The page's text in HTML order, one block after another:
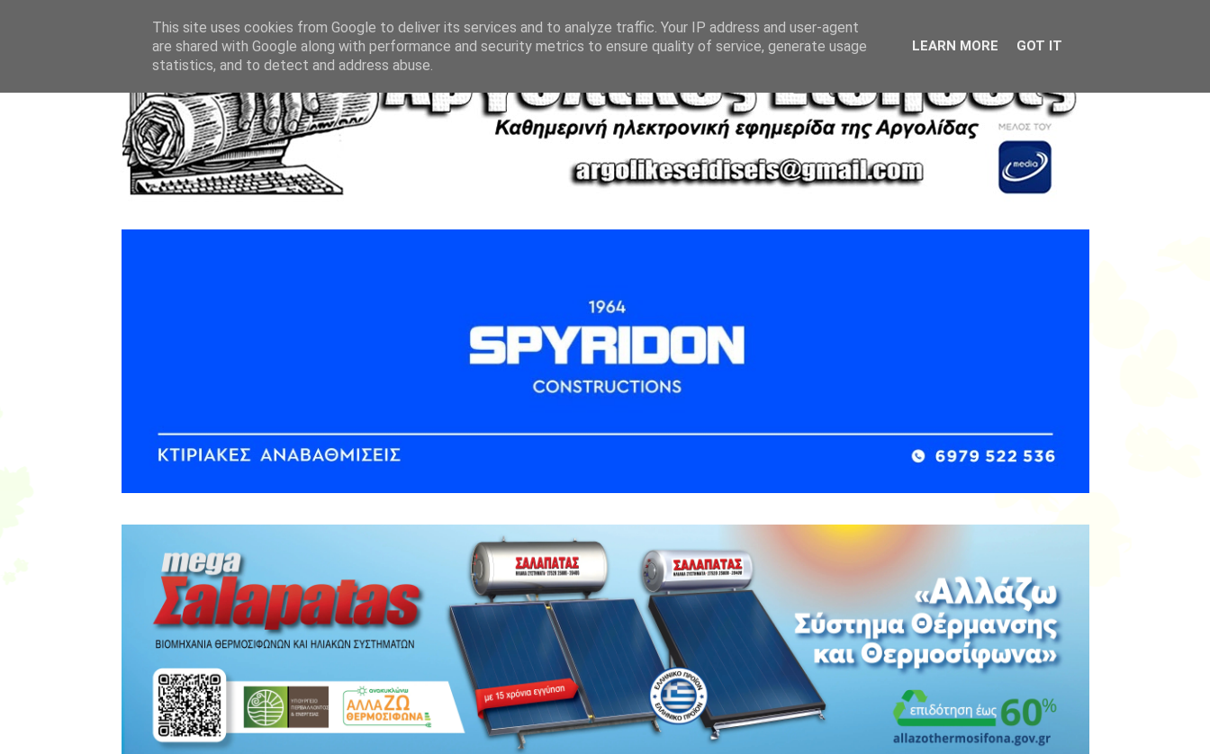
This site uses cookies from Google to deliver its services and to analyze traffic. Your IP address and user-agent
are shared with Google along with performance and security metrics to ensure quality of service, generate usage
statistics, and to detect and address abuse.
LEARN MORE GOT IT